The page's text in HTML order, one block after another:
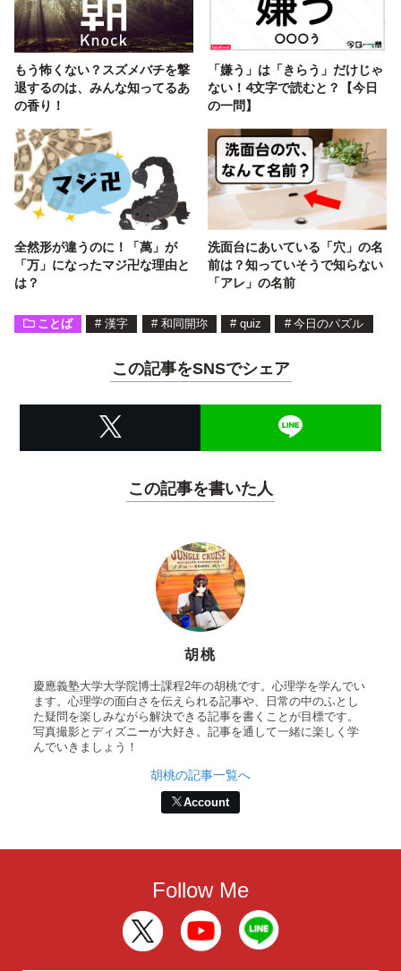
もう怖くない？スズメバチを撃
退するのは、みんな知ってるあ
の香り！
「嫌う」は「きらう」だけじゃ
ない！4文字で読むと？【今日
の一問】
全然形が違うのに！「萬」が
「万」になったマジ卍な理由と
は？
洗面台にあいている「穴」の名
前は？知っていそうで知らない
「アレ」の名前
ことば # 漢字 # 和同開珎 # quiz # 今日のパズル
この記事をSNSでシェア
この記事を書いた人
胡桃
慶應義塾大学大学院博士課程2年の胡桃です。心理学を学んでい
ます。心理学の面白さを伝えられる記事や、日常の中のふとし
た疑問を楽しみながら解決できる記事を書くことが目標です。
写真撮影とディズニーが大好き。記事を通して一緒に楽しく学
んでいきましょう！
胡桃の記事一覧へ
Account
Follow Me